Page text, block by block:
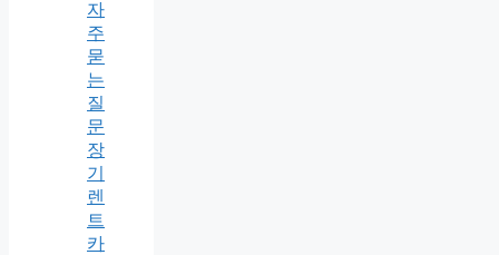
자
주
묻
는
질
문
장
기
렌
트
카